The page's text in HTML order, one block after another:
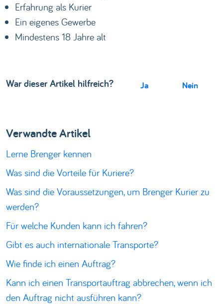
Erfahrung als Kurier
Ein eigenes Gewerbe
Mindestens 18 Jahre alt
War dieser Artikel hilfreich? Nein
Ja
Verwandte Artikel
Lerne Brenger kennen
Was sind die Vorteile für Kuriere?
Was sind die Voraussetzungen, um Brenger Kurier zu
werden?
Für welche Kunden kann ich fahren?
Gibt es auch internationale Transporte?
Wie finde ich einen Auftrag?
Kann ich einen Transportauftrag abbrechen, wenn ich
den Auftrag nicht ausführen kann?